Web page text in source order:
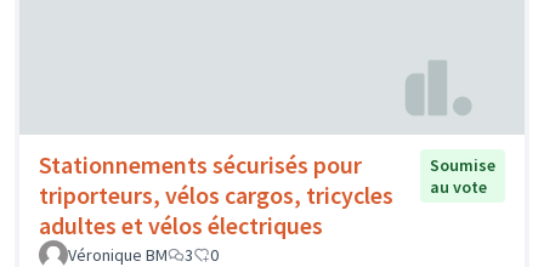
Stationnements sécurisés pour
triporteurs, vélos cargos, tricycles
adultes et vélos électriques
Soumise
au vote
Véronique BM 3 0